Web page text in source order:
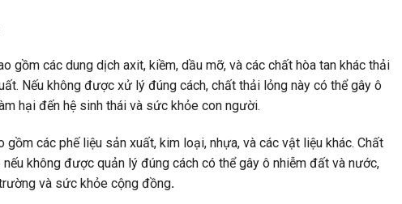
gồm các dung dịch axit, kiềm, dầu mỡ, và các chất hòa tan khác thải
Nếu không được xử lý đúng cách, chất thải lỏng này có thể gây ô
hại đến hệ sinh thái và sức khỏe con người.
gồm các phế liệu sản xuất, kim loại, nhựa, và các vật liệu khác. Chất
không được quản lý đúng cách có thể gây ô nhiễm đất và nước,
và sức khỏe cộng đồng.